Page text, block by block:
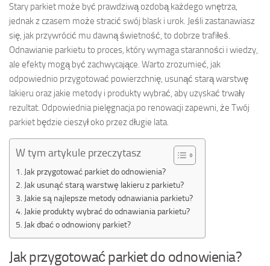
Stary parkiet może być prawdziwą ozdobą każdego wnętrza,
jednak z czasem może stracić swój blask i urok. Jeśli zastanawiasz
się, jak przywrócić mu dawną świetność, to dobrze trafiłeś.
Odnawianie parkietu to proces, który wymaga staranności i wiedzy,
ale efekty mogą być zachwycające. Warto zrozumieć, jak
odpowiednio przygotować powierzchnię, usunąć starą warstwę
lakieru oraz jakie metody i produkty wybrać, aby uzyskać trwały
rezultat. Odpowiednia pielęgnacja po renowacji zapewni, że Twój
parkiet będzie cieszył oko przez długie lata.
W tym artykule przeczytasz
Jak przygotować parkiet do odnowienia?
Jak usunąć starą warstwę lakieru z parkietu?
Jakie są najlepsze metody odnawiania parkietu?
Jakie produkty wybrać do odnawiania parkietu?
Jak dbać o odnowiony parkiet?
Jak przygotować parkiet do odnowienia?